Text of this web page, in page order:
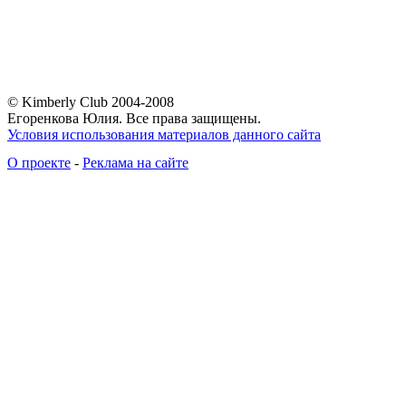
© Kimberly Club 2004-2008
Егоренкова Юлия. Все права защищены.
Условия использования материалов данного сайта
О проекте - Реклама на сайте